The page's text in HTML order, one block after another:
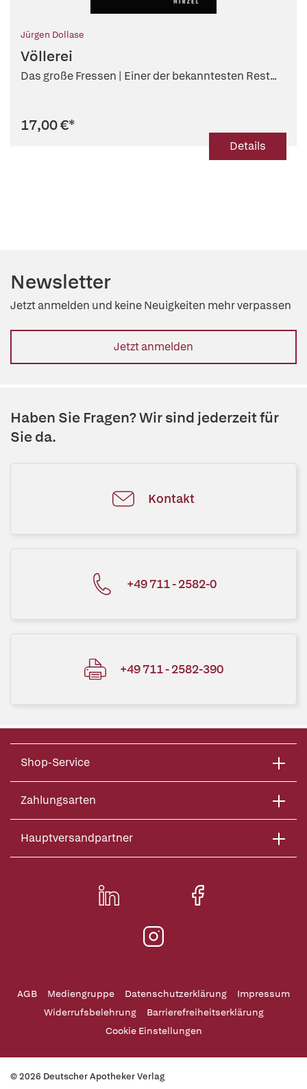
Jürgen Dollase
Völlerei
Das große Fressen | Einer der bekanntesten Rest...
17,00 €*
Details
Newsletter
Jetzt anmelden und keine Neuigkeiten mehr verpassen
Jetzt anmelden
Haben Sie Fragen? Wir sind jederzeit für
Sie da.
Kontakt
+49 711 - 2582-0
+49 711 - 2582-390
Shop-Service
Zahlungsarten
Hauptversandpartner
AGB Mediengruppe Datenschutzerklärung
Impressum
Widerrufsbelehrung
Barrierefreiheitserklärung
Cookie Einstellungen
© 2026 Deutscher Apotheker Verlag